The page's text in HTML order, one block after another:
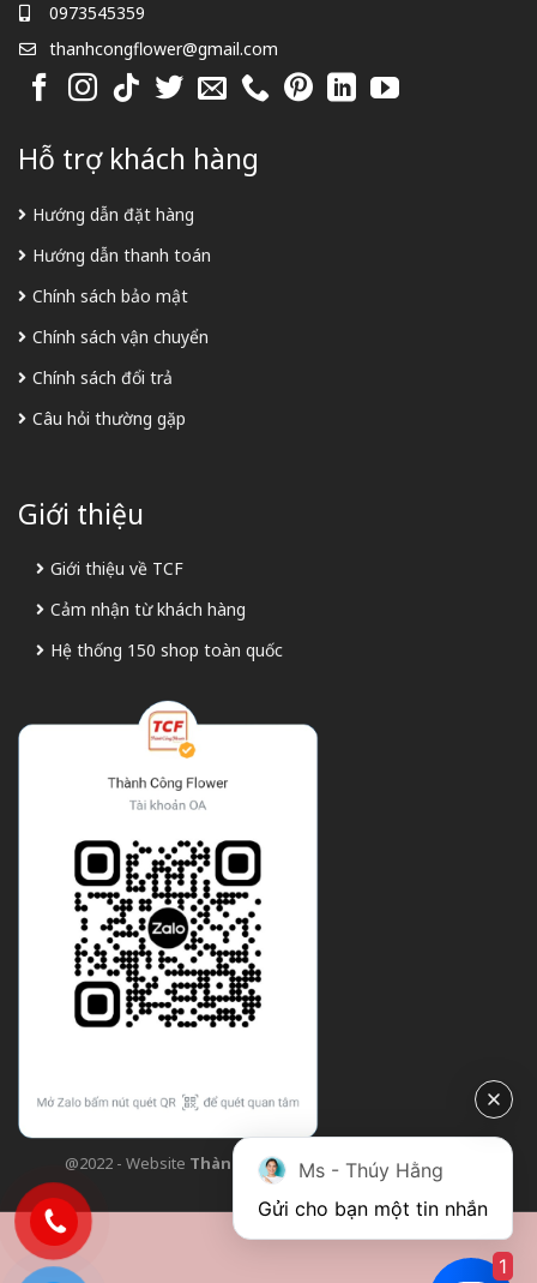
0973545359
thanhcongflower@gmail.com
Hỗ trợ khách hàng
Hướng dẫn đặt hàng
Hướng dẫn thanh toán
Chính sách bảo mật
Chính sách vận chuyển
Chính sách đổi trả
Câu hỏi thường gặp
Giới thiệu
Giới thiệu về TCF
Cảm nhận từ khách hàng
Hệ thống 150 shop toàn quốc
@2022 - Website Thành Công Flower| Design bởi
Ms - Thúy Hằng
Gửi cho bạn một tin nhắn
1